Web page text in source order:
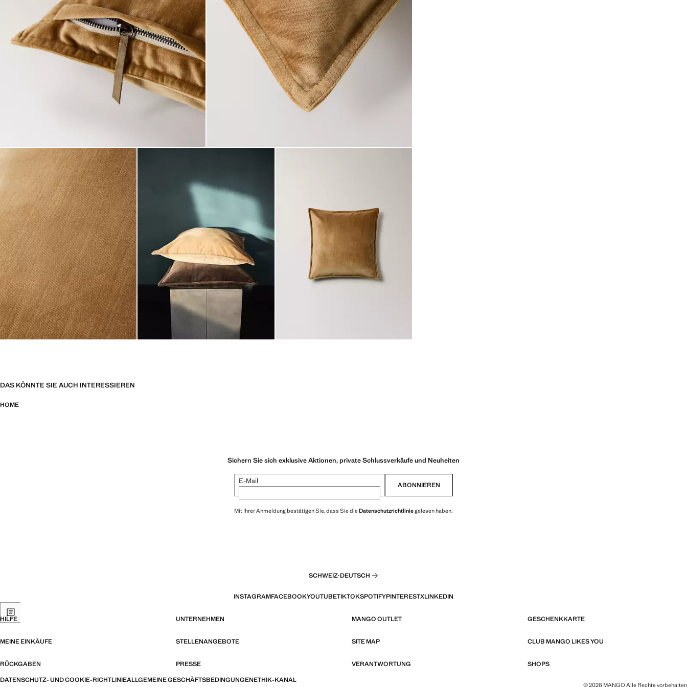
DAS KÖNNTE SIE AUCH INTERESSIEREN
HOME
Sichern Sie sich exklusive Aktionen, private Schlussverkäufe und Neuheiten
E-Mail ABONNIEREN
Mit Ihrer Anmeldung bestätigen Sie, dass Sie dieDatenschutzrichtliniegelesen haben.
SCHWEIZ·DEUTSCH
INSTAGRAMFACEBOOKYOUTUBETIKTOKSPOTIFYPINTERESTXLINKEDIN
HILFE UNTERNEHMEN MANGO OUTLET GESCHENKKARTE
MEINE EINKÄUFE STELLENANGEBOTE SITE MAP CLUB MANGO LIKES YOU
RÜCKGABEN PRESSE VERANTWORTUNG
SHOPS
DATENSCHUTZ- UND COOKIE-RICHTLINIEALLGEMEINE GESCHÄFTSBEDINGUNGENETHIK-KANAL
© 2026 MANGO Alle Rechte vorbehalten